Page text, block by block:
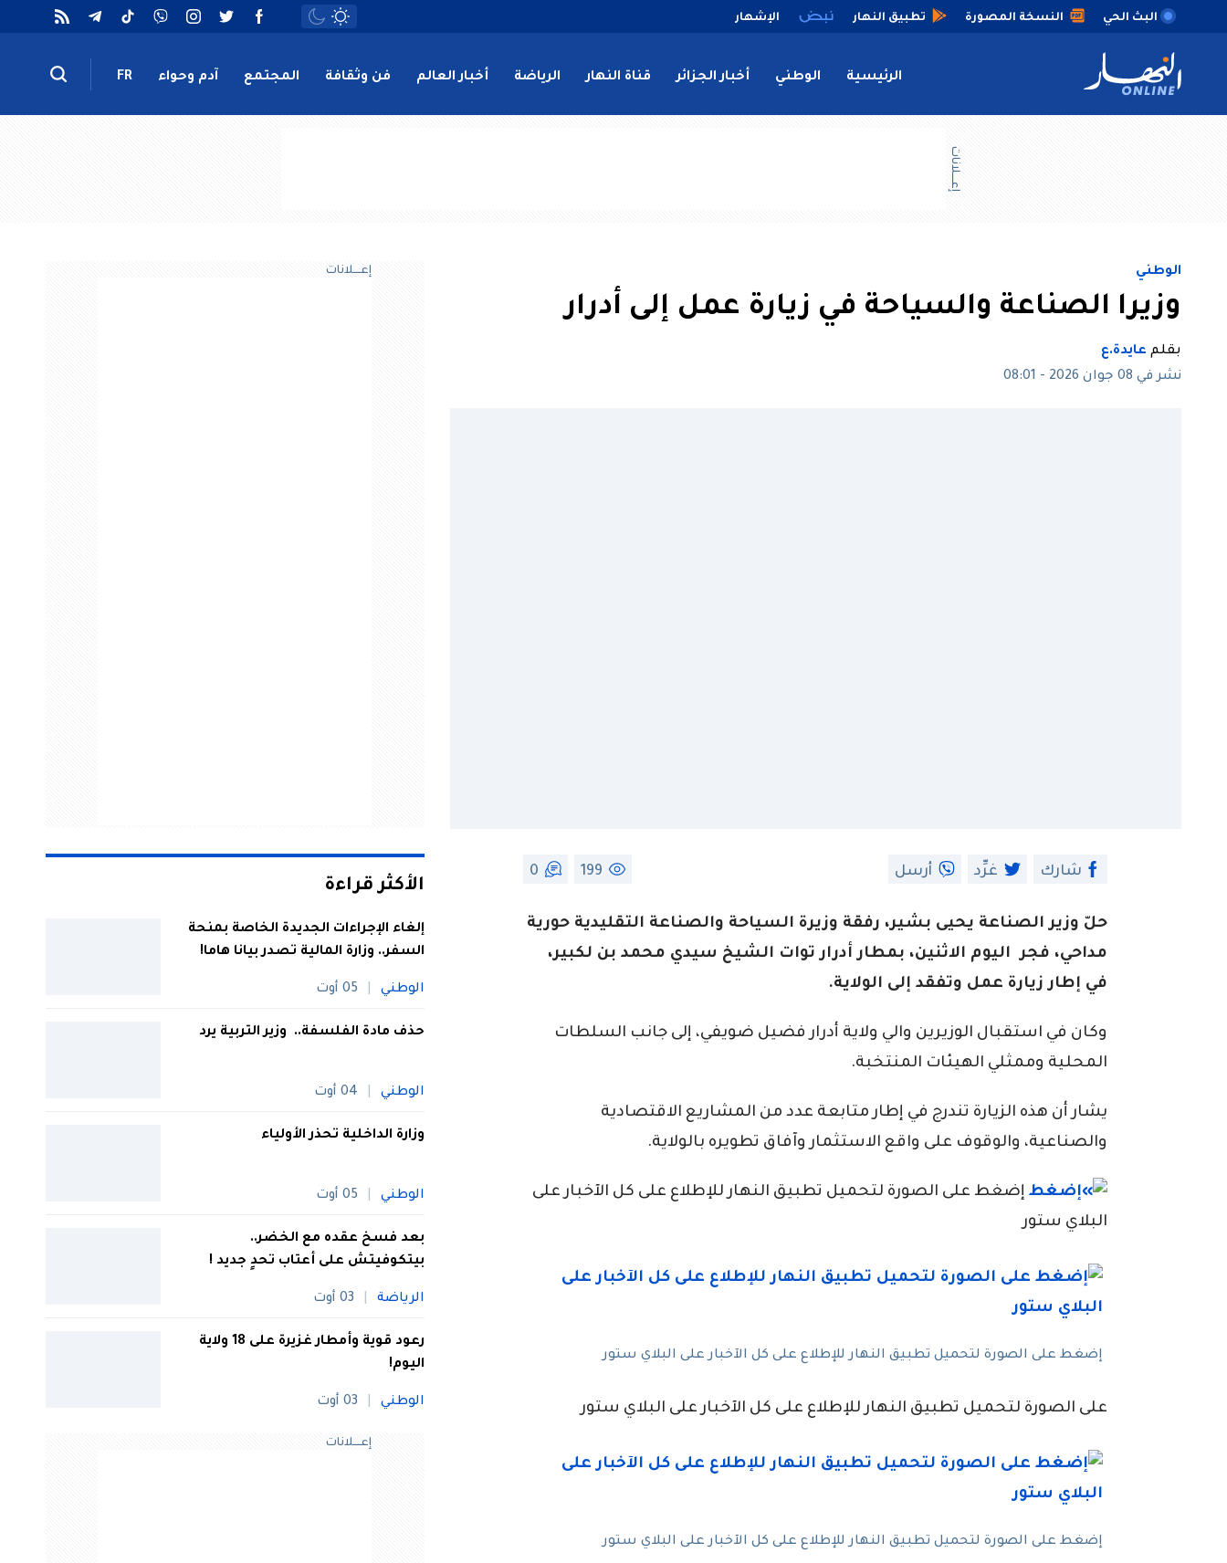
البث الحي النسخة المصورة تطبيق النهار الإشهار
الرئيسية الوطني أخبار الجزائر قناة النهار الرياضة أخبار العالم فن وثقافة المجتمع آدم وحواء FR
إعــــلانات
الوطني
وزيرا الصناعة والسياحة في زيارة عمل إلى أدرار
بقلم عايدة.ع
نشر في 08 جوان 2026 - 08:01
شارك غرِّد أرسل 199
0
حلّ وزير الصناعة يحيى بشير، رفقة وزيرة السياحة والصناعة التقليدية حورية
مداحي، فجر اليوم الاثنين، بمطار أدرار توات الشيخ سيدي محمد بن لكبير،
في إطار زيارة عمل وتفقد إلى الولاية.
وكان في استقبال الوزيرين والي ولاية أدرار فضيل ضويفي، إلى جانب السلطات
المحلية وممثلي الهيئات المنتخبة.
يشار أن هذه الزيارة تندرج في إطار متابعة عدد من المشاريع الاقتصادية
والصناعية، والوقوف على واقع الاستثمار وآفاق تطويره بالولاية.
إضغط على الصورة لتحميل تطبيق النهار للإطلاع على كل الآخبار على
البلاي ستور
إضغط على الصورة لتحميل تطبيق النهار للإطلاع على كل الآخبار على البلاي ستور
على الصورة لتحميل تطبيق النهار للإطلاع على كل الآخبار على البلاي ستور
إضغط على الصورة لتحميل تطبيق النهار للإطلاع على كل الآخبار على البلاي ستور
إعــــلانات
الأكثر قراءة
إلغاء الإجراءات الجديدة الخاصة بمنحة
السفر.. وزارة المالية تصدر بيانا هاما!
الوطني 05 أوت
حذف مادة الفلسفة.. وزير التربية يرد
الوطني 04 أوت
وزارة الداخلية تحذر الأولياء
الوطني 05 أوت
بعد فسخ عقده مع الخضر..
بيتكوفيتش على أعتاب تحدٍ جديد !
الرياضة 03 أوت
رعود قوية وأمطار غزيرة على 18 ولاية
اليوم!
الوطني 03 أوت
إعــــلانات